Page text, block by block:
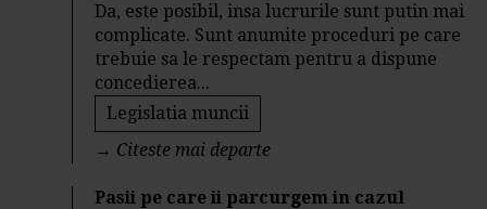
Da, este posibil, insa lucrurile sunt putin mai
complicate. Sunt anumite proceduri pe care
trebuie sa le respectam pentru a dispune
concedierea...
Legislatia muncii
→ Citeste mai departe
Pasii pe care ii parcurgem in cazul